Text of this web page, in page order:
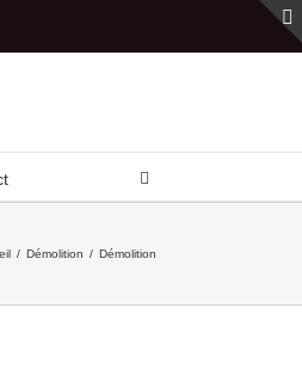
/ Démolition / Démolition